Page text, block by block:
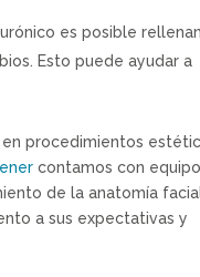
es posible
Esto puede ayudar a
procedimientos
contamos con
de la anatomía
a sus expectativas y